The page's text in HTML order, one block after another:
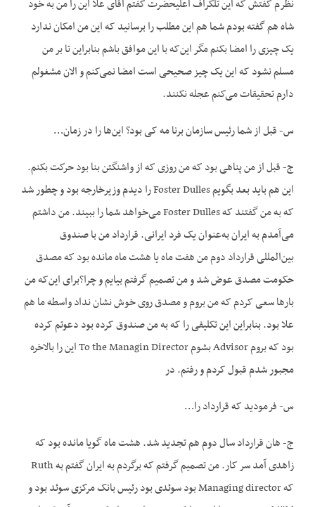
نظرم گفتش که این تلگراف اعلیحضرت گفتم آقای علا این را من به خود
شاه هم گفته بودم شما هم این مطلب را برسانید که این من امکان ندارد
یک چیزی را امضا بکنم مگر این‌که با این موافق باشم بنابراین تا بر من
مسلم نشود که این یک چیز صحیحی است امضا نمی‌کنم و الان مشغولم
دارم تحقیقات می‌کنم عجله نکنند.
س- قبل از شما رئیس سازمان برنا مه کی بود؟ این‌ها را در زمان…
ج- قبل از من پناهی بود که من روزی که از واشنگتن بنا بود حرکت بکنم.
این هم باید بعد بگویم Foster Dulles را دیدم وزیرخارجه بود و چطور شد
که به من گفتند که Foster Dulles می‌خواهد شما را ببیند. من داشتم
می‌آمدم به ایران به‌عنوان یک فرد ایرانی. قرارداد من با صندوق
بین‌المللی قرارداد دوم من هفت ماه یا هشت ماه مانده بود که مصدق
حکومت مصدق عوض شد و من تصمیم گرفتم بیایم و چرا؟‌برای این‌که من
بارها سعی کردم که من بروم و مصدق روی خوش نشان نداد واسطه ما هم
علا بود. بنابراین این تکلیفی را که به من صندوق کرده بود دعوتم کرده
بود که بروم Advisor بشوم To the Managin Director این را بالاخره
مجبور شدم قبول کردم و رفتم. در
س- فرمودید که قرارداد را…
ج- هان قرارداد سال دوم هم تجدید شد. هشت ماه گویا مانده بود که
زاهدی آمد سر کار. من تصمیم گرفتم که برگردم به ایران گفتم به Ruth
که Managing director بود سوئدی بود رئیس بانک مرکزی سوئد بود و